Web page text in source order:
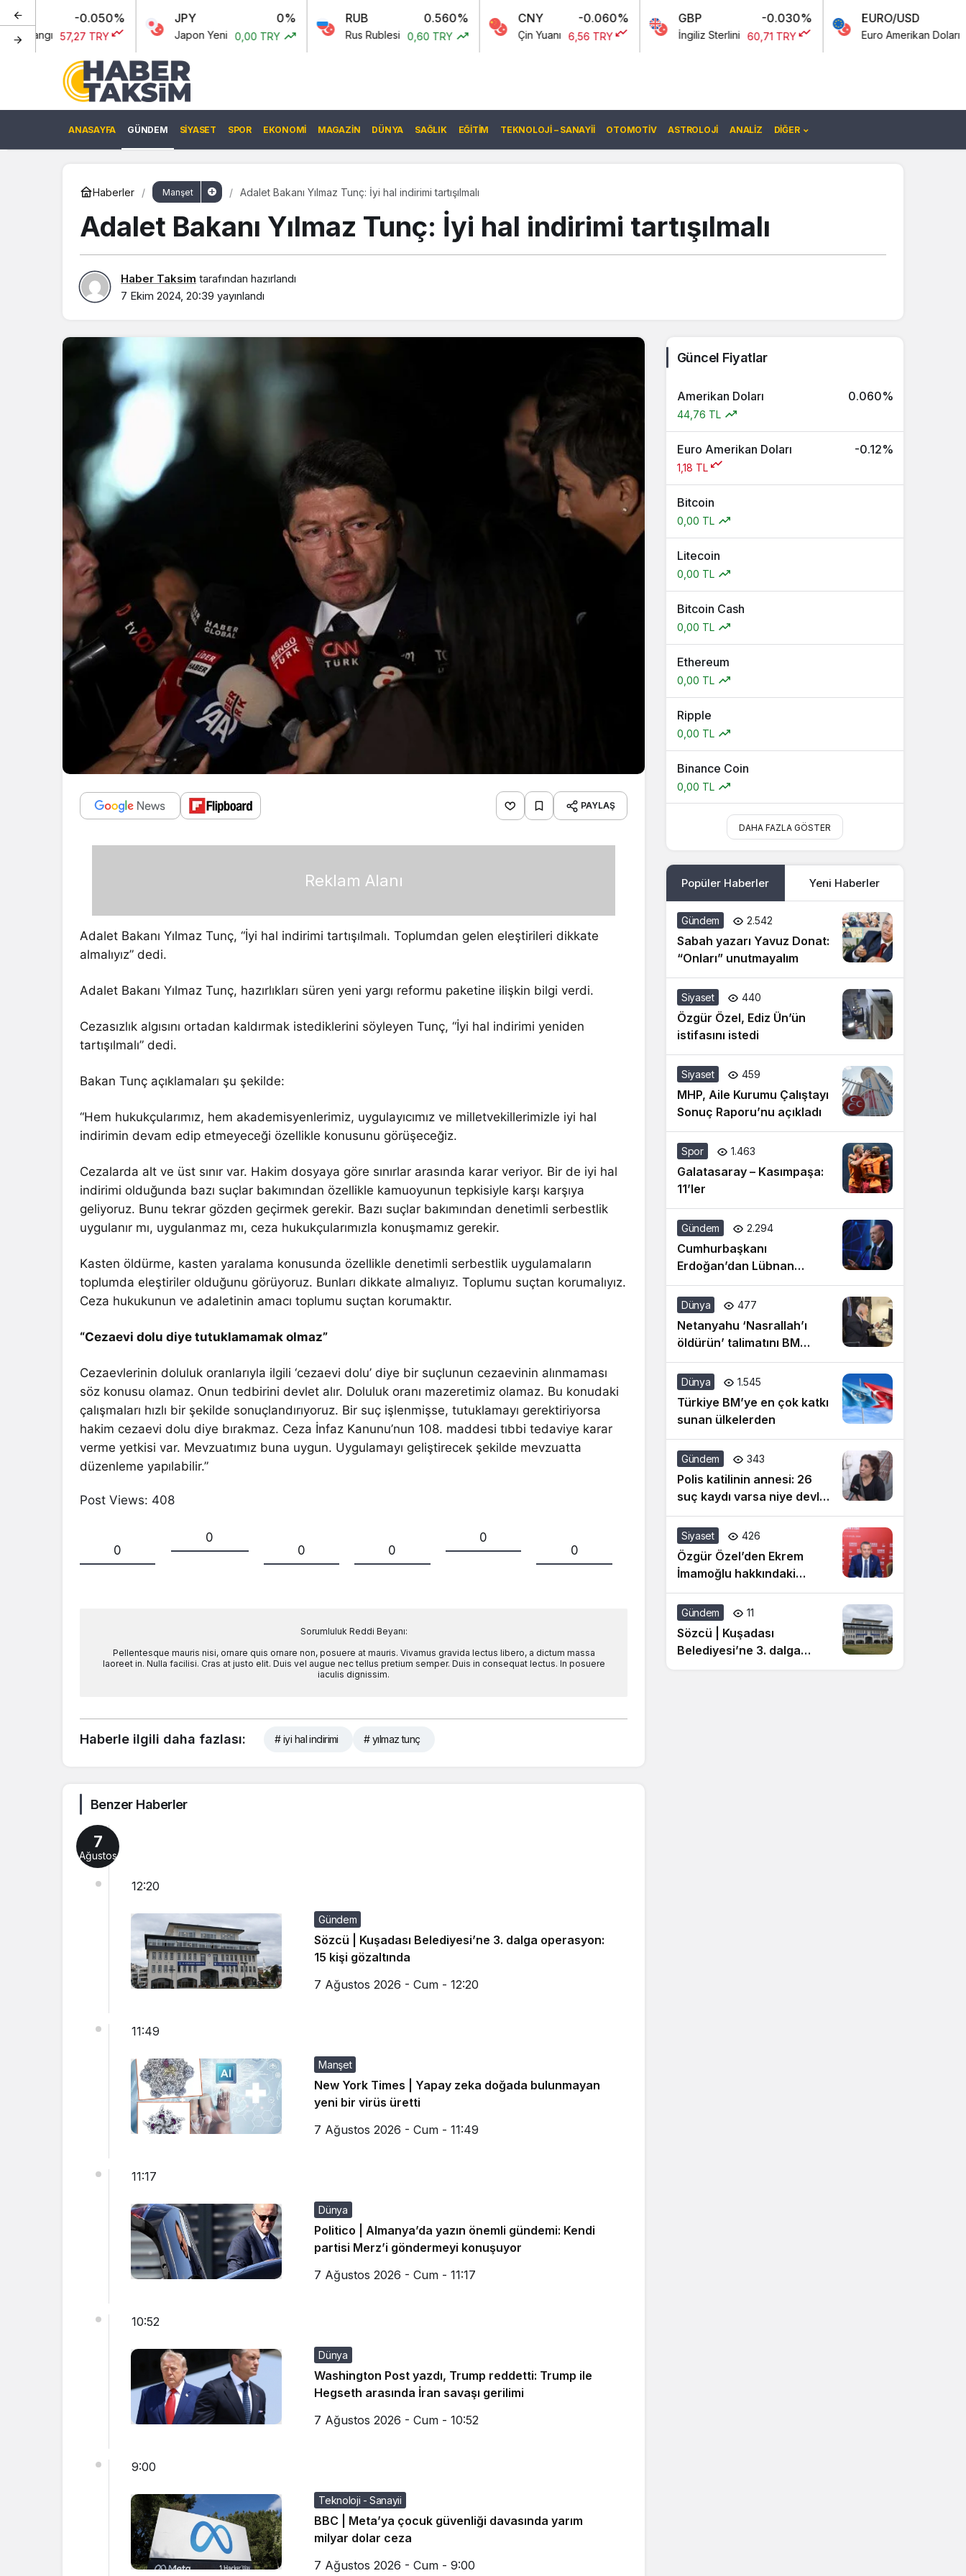
-0.050%
TRY
JPY
Japon Yeni 0,00 TRY
RUB 0.560%
Rus Rublesi 0,60 TRY
CNY -0.060%
Çin Yuanı 6,56 TRY
GBP -0.030%
İngiliz Sterlini 60,71 TRY
EURO/USD -0.12%
Euro Amerikan Doları 1,18 TRY
ANASAYFA GÜNDEM SIYASET SPOR EKONOMI MAGAZIN DÜNYA SAĞLIK EĞITIM TEKNOLOJI – SANAYII OTOMOTIV ASTROLOJI ANALIZ DIĞER
Haberler Manşet Adalet Bakanı Yılmaz Tunç: İyi hal indirimi tartışılmalı
Adalet Bakanı Yılmaz Tunç: İyi hal indirimi tartışılmalı
Haber Taksim tarafından hazırlandı
7 Ekim 2024, 20:39 yayınlandı
PAYLAŞ
Reklam Alanı
Adalet Bakanı Yılmaz Tunç, “İyi hal indirimi tartışılmalı. Toplumdan gelen eleştirileri dikkate
almalıyız” dedi.
Adalet Bakanı Yılmaz Tunç, hazırlıkları süren yeni yargı reformu paketine ilişkin bilgi verdi.
Cezasızlık algısını ortadan kaldırmak istediklerini söyleyen Tunç, “İyi hal indirimi yeniden
tartışılmalı” dedi.
Bakan Tunç açıklamaları şu şekilde:
“Hem hukukçularımız, hem akademisyenlerimiz, uygulayıcımız ve milletvekillerimizle iyi hal
indirimin devam edip etmeyeceği özellikle konusunu görüşeceğiz.
Cezalarda alt ve üst sınır var. Hakim dosyaya göre sınırlar arasında karar veriyor. Bir de iyi hal
indirimi olduğunda bazı suçlar bakımından özellikle kamuoyunun tepkisiyle karşı karşıya
geliyoruz. Bunu tekrar gözden geçirmek gerekir. Bazı suçlar bakımından denetimli serbestlik
uygulanır mı, uygulanmaz mı, ceza hukukçularımızla konuşmamız gerekir.
Kasten öldürme, kasten yaralama konusunda özellikle denetimli serbestlik uygulamaların
toplumda eleştiriler olduğunu görüyoruz. Bunları dikkate almalıyız. Toplumu suçtan korumalıyız.
Ceza hukukunun ve adaletinin amacı toplumu suçtan korumaktır.
“Cezaevi dolu diye tutuklamamak olmaz”
Cezaevlerinin doluluk oranlarıyla ilgili ‘cezaevi dolu’ diye bir suçlunun cezaevinin alınmaması
söz konusu olamaz. Onun tedbirini devlet alır. Doluluk oranı mazeretimiz olamaz. Bu konudaki
çalışmaları hızlı bir şekilde sonuçlandırıyoruz. Bir suç işlenmişse, tutuklamayı gerektiriyorsa
hakim cezaevi dolu diye bırakmaz. Ceza İnfaz Kanunu’nun 108. maddesi tıbbi tedaviye karar
verme yetkisi var. Mevzuatımız buna uygun. Uygulamayı geliştirecek şekilde mevzuatta
düzenleme yapılabilir.”
Post Views: 408
0
0
0
0
0
0
Sorumluluk Reddi Beyanı:
Pellentesque mauris nisi, ornare quis ornare non, posuere at mauris. Vivamus gravida lectus libero, a dictum massa
laoreet in. Nulla facilisi. Cras at justo elit. Duis vel augue nec tellus pretium semper. Duis in consequat lectus. In posuere
iaculis dignissim.
Haberle ilgili daha fazlası: # iyi hal indirimi # yılmaz tunç
Benzer Haberler
7
Ağustos
12:20
Gündem
Sözcü | Kuşadası Belediyesi’ne 3. dalga operasyon:
15 kişi gözaltında
7 Ağustos 2026 - Cum - 12:20
11:49
Manşet
New York Times | Yapay zeka doğada bulunmayan
yeni bir virüs üretti
7 Ağustos 2026 - Cum - 11:49
11:17
Dünya
Politico | Almanya’da yazın önemli gündemi: Kendi
partisi Merz’i göndermeyi konuşuyor
7 Ağustos 2026 - Cum - 11:17
10:52
Dünya
Washington Post yazdı, Trump reddetti: Trump ile
Hegseth arasında İran savaşı gerilimi
7 Ağustos 2026 - Cum - 10:52
9:00
Teknoloji - Sanayii
BBC | Meta’ya çocuk güvenliği davasında yarım
milyar dolar ceza
7 Ağustos 2026 - Cum - 9:00
Güncel Fiyatlar
Amerikan Doları 0.060%
44,76 TL
Euro Amerikan Doları -0.12%
1,18 TL
Bitcoin
0,00 TL
Litecoin
0,00 TL
Bitcoin Cash
0,00 TL
Ethereum
0,00 TL
Ripple
0,00 TL
Binance Coin
0,00 TL
DAHA FAZLA GÖSTER
Popüler Haberler Yeni Haberler
Gündem 2.542
Sabah yazarı Yavuz Donat:
“Onları” unutmayalım
Siyaset 440
Özgür Özel, Ediz Ün’ün
istifasını istedi
Siyaset 459
MHP, Aile Kurumu Çalıştayı
Sonuç Raporu’nu açıkladı
Spor 1.463
Galatasaray – Kasımpaşa:
11’ler
Gündem 2.294
Cumhurbaşkanı
Erdoğan’dan Lübnan
açıklaması: İsrail’in cinnet
siyasetine artık dur
denilmeli
Dünya 477
Netanyahu ‘Nasrallah’ı
öldürün’ talimatını BM
konuşması öncesi vermiş!
Dünya 1.545
Türkiye BM’ye en çok katkı
sunan ülkelerden
Gündem 343
Polis katilinin annesi: 26
suç kaydı varsa niye devlet
bunu almadı
Siyaset 426
Özgür Özel’den Ekrem
İmamoğlu hakkındaki
hakaret davasına ilişkin
açıklama
Gündem 11
Sözcü | Kuşadası
Belediyesi’ne 3. dalga